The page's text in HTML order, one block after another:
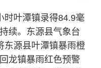
时叶潭镇录得84.9毫
续。东源县气象台
东源县叶潭镇暴雨橙
龙镇暴雨红色预警